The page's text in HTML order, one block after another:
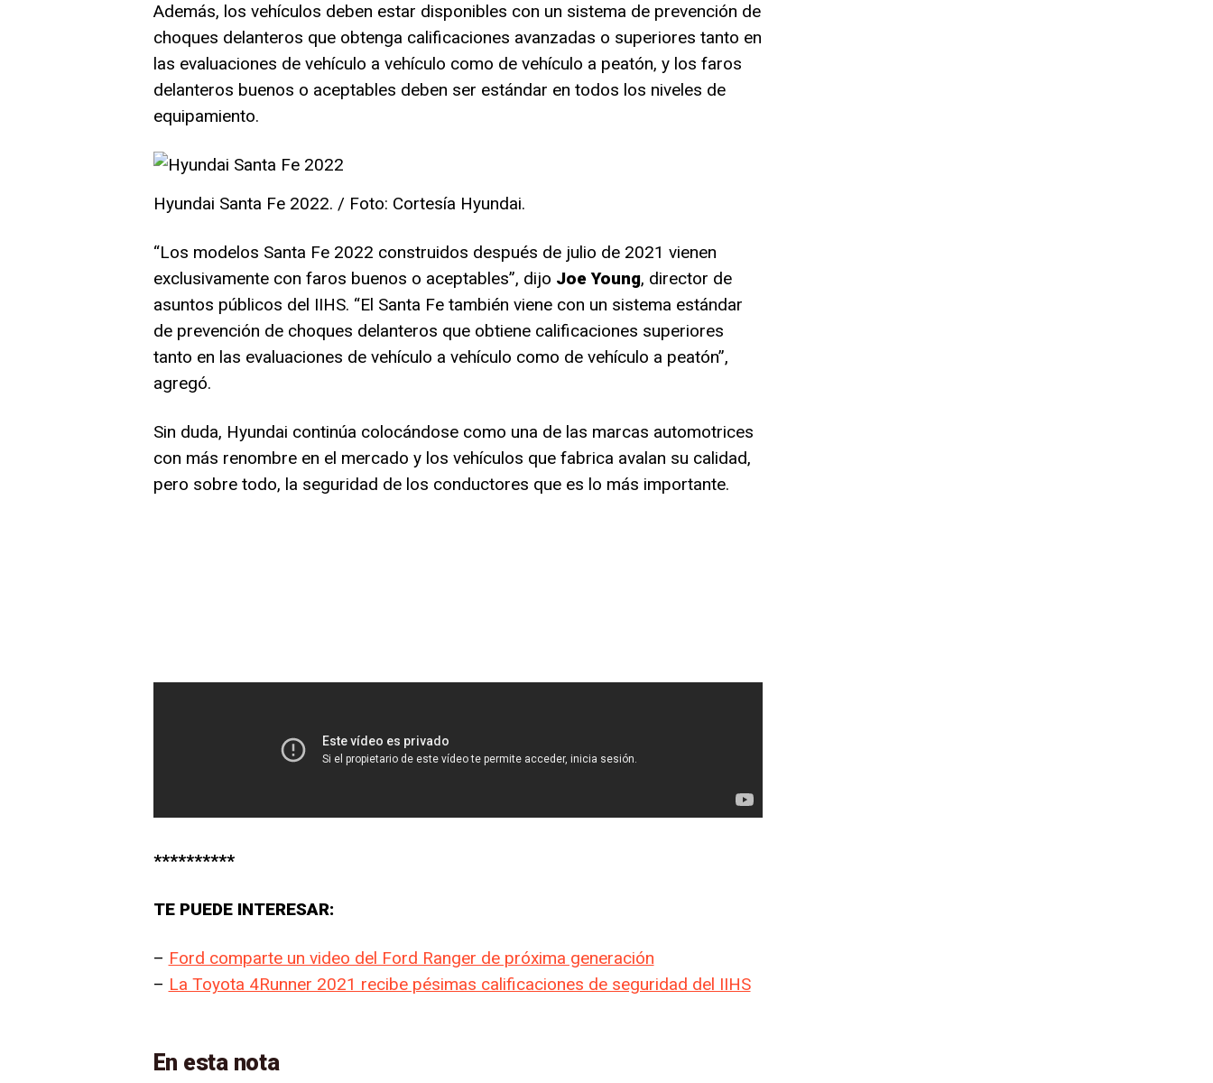
Además, los vehículos deben estar disponibles con un sistema de prevención de
choques delanteros que obtenga calificaciones avanzadas o superiores tanto en
las evaluaciones de vehículo a vehículo como de vehículo a peatón, y los faros
delanteros buenos o aceptables deben ser estándar en todos los niveles de
equipamiento.
Hyundai Santa Fe 2022. / Foto: Cortesía Hyundai.
“Los modelos Santa Fe 2022 construidos después de julio de 2021 vienen
exclusivamente con faros buenos o aceptables”, dijo Joe Young, director de
asuntos públicos del IIHS. “El Santa Fe también viene con un sistema estándar
de prevención de choques delanteros que obtiene calificaciones superiores
tanto en las evaluaciones de vehículo a vehículo como de vehículo a peatón”,
agregó.
Sin duda, Hyundai continúa colocándose como una de las marcas automotrices
con más renombre en el mercado y los vehículos que fabrica avalan su calidad,
pero sobre todo, la seguridad de los conductores que es lo más importante.
**********
TE PUEDE INTERESAR:
– Ford comparte un video del Ford Ranger de próxima generación
– La Toyota 4Runner 2021 recibe pésimas calificaciones de seguridad del IIHS
En esta nota